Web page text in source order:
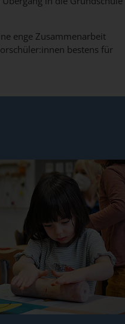
enge Zusammenarbeit
bestens für